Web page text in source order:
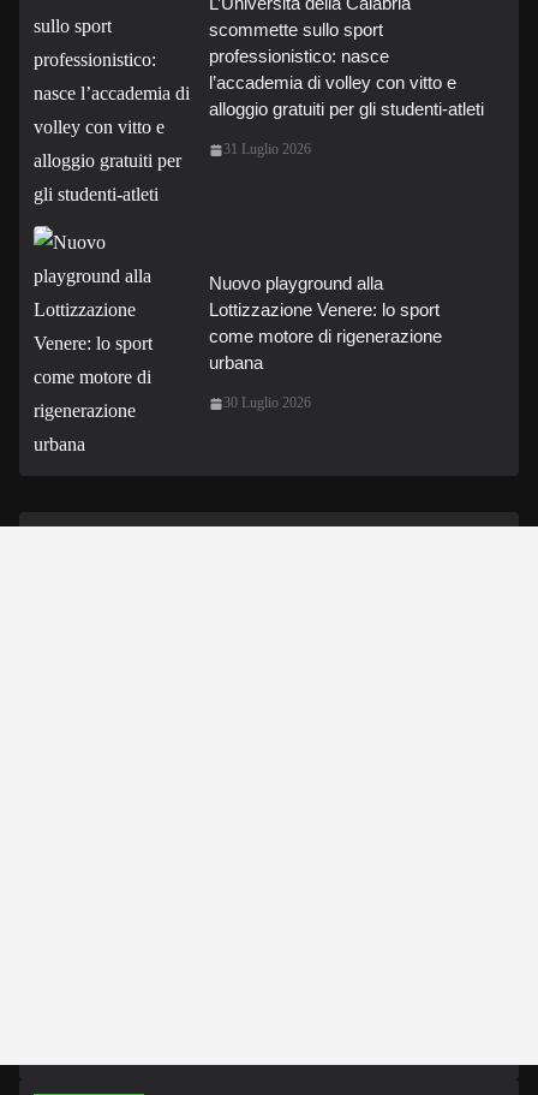
scommette sullo sport
professionistico: nasce
l’accademia di volley con vitto e
alloggio gratuiti per gli studenti-atleti
31 Luglio 2026
Nuovo playground alla
Lottizzazione Venere: lo sport
come motore di rigenerazione
urbana
30 Luglio 2026